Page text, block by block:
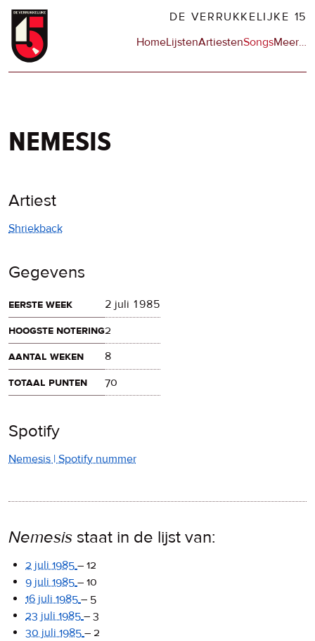
Overslaan
naar
DE VERRUKKELIJKE 15
Hoofdnavigatie
HomeLijstenArtiestenSongsMeerop
…
nemesis
Artiest
Shriekback
Gegevens
eerste week
2 juli 1985
hoogste notering2
aantal weken
8
totaal punten
70
Spotify
Nemesis | Spotify nummer
Nemesis staat in de lijst van:
2 juli 1985 – 12
9 juli 1985 – 10
16 juli 1985 – 5
23 juli 1985 – 3
30 juli 1985 – 2